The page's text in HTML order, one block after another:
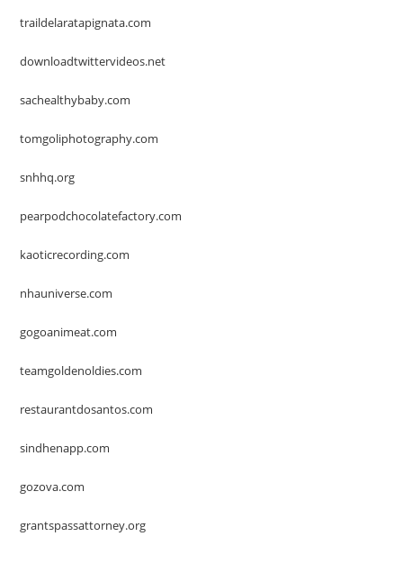
traildelaratapignata.com
downloadtwittervideos.net
sachealthybaby.com
tomgoliphotography.com
snhhq.org
pearpodchocolatefactory.com
kaoticrecording.com
nhauniverse.com
gogoanimeat.com
teamgoldenoldies.com
restaurantdosantos.com
sindhenapp.com
gozova.com
grantspassattorney.org